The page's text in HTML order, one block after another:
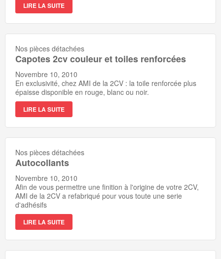
LIRE LA SUITE
Nos pièces détachées
Capotes 2cv couleur et toiles renforcées
Novembre 10, 2010
En exclusivité, chez AMI de la 2CV : la toile renforcée plus
épaisse disponible en rouge, blanc ou noir.
LIRE LA SUITE
Nos pièces détachées
Autocollants
Novembre 10, 2010
Afin de vous permettre une finition à l'origine de votre 2CV,
AMI de la 2CV a refabriqué pour vous toute une serie
d'adhésifs
LIRE LA SUITE